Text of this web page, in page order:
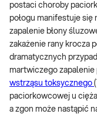
postaci choroby
połogu manifestuje się
zapalenie błony
zakażenie rany krocza
dramatycznych
martwiczego
wstrząsu toksycznego
paciorkowcowej u
a zgon może nastąpić